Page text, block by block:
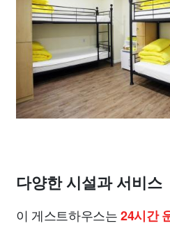
다양한 시설과 서비스
이 게스트하우스는24시간